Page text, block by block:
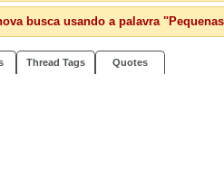
busca usando a palavra
Thread Tags Quotes